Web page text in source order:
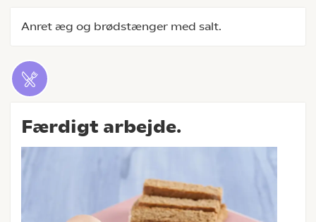
Anret æg og brødstænger med salt.
Færdigt arbejde.